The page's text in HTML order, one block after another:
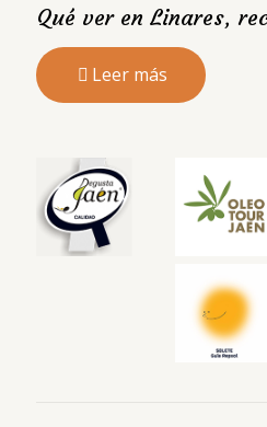
Qué ver en Linares,
Leer más